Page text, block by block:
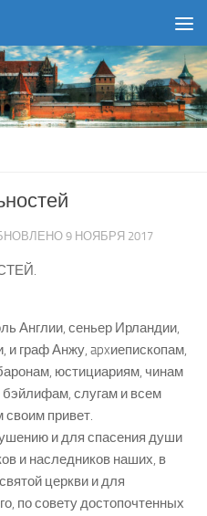
9 НОЯБРЯ 2017
Англии, сеньер Ирландии,
и граф Анжу, apxиепископам,
юстициариям, чинам
слугам и всем
привет.
и для спасения души
и наследников наших, в
церкви и для
по совету достопочтенных